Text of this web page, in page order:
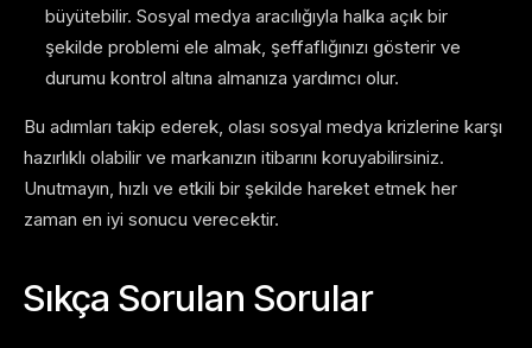
büyütebilir. Sosyal medya aracılığıyla halka açık bir
şekilde problemi ele almak, şeffaflığınızı gösterir ve
durumu kontrol altına almanıza yardımcı olur.
Bu adımları takip ederek, olası sosyal medya krizlerine karşı
hazırlıklı olabilir ve markanızın itibarını koruyabilirsiniz.
Unutmayın, hızlı ve etkili bir şekilde hareket etmek her
zaman en iyi sonucu verecektir.
Sıkça Sorulan Sorular